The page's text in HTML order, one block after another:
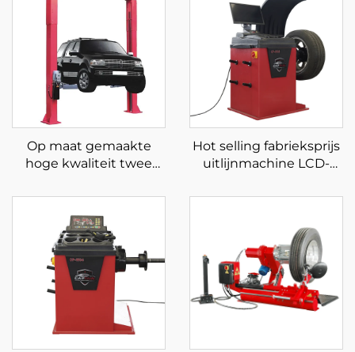
Op maat gemaakte
hoge kwaliteit twee
twee koloms lift met CE
Hot selling fabrieksprijs
uitlijnmachine LCD-
automatische